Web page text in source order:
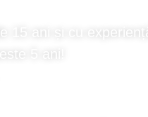
15 ani și cu
5 ani!